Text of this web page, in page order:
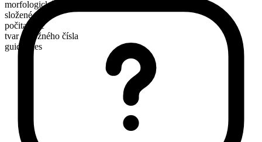
morfologické složení
složené
počitatelné
tvar množného čísla
guidelines